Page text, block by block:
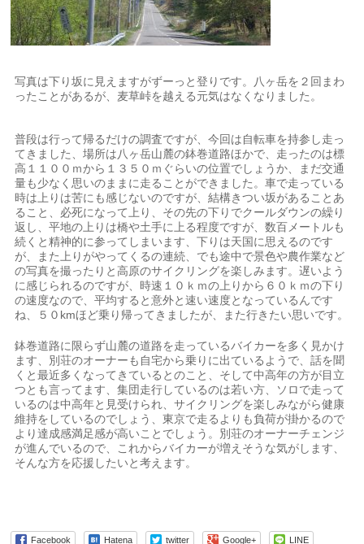
写真は下り坂に見えますがずーっと登りです。八ヶ岳を２回まわ
ったことがあるが、麦草峠を越える元気はなくなりました。
普段は行って帰るだけの調査ですが、今回は自転車を持参し走っ
てきました、場所は八ヶ岳山麓の鉢巻道路ほかで、走ったのは標
高１１００ｍから１３５０ｍぐらいの位置でしょうか、まだ交通
量も少なく思いのままに走ることができました。車で走っている
時は上りは苦にも感じないのですが、結構きつい坂があることあ
ること、必死になって上り、その先の下りでクールダウンの繰り
返し、平地の上りは橋や土手に上る程度ですが、数百メートルも
続くと精神的に参ってしまいます、下りは天国に思えるのです
が、また上りがやってくるの連続、でも途中で景色や農作業など
の写真を撮ったりと高原のサイクリングを楽しみます。遅いよう
に感じられるのですが、時速１０ｋｍの上りから６０ｋｍの下り
の速度なので、平均すると意外と速い速度となっているんです
ね、５０kmほど乗り帰ってきましたが、また行きたい思いです。
鉢巻道路に限らず山麓の道路を走っているバイカーを多く見かけ
ます、別荘のオーナーも自宅から乗りに出ているようで、話を聞
くと最近多くなってきているとのこと、そして中高年の方が目立
つとも言ってます、集団走行しているのは若い方、ソロで走って
いるのは中高年と見受けられ、サイクリングを楽しみながら健康
維持をしているのでしょう、東京で走るよりも負荷が掛かるので
より達成感満足感が高いことでしょう。別荘のオーナーチェンジ
が進んでいるので、これからバイカーが増えそうな気がします、
そんな方を応援したいと考えます。
Facebook Hatena twitter Google+ LINE